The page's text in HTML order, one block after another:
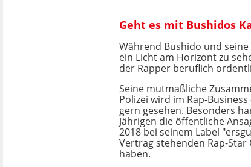
Geht es mit Bushidos
Während Bushido und
ein Licht am Horizont zu
der Rapper beruflich
Seine mutmaßliche
Polizei wird im Rap-
gern gesehen. Besonders
Jährigen die öffentliche
2018 bei seinem Label
Vertrag stehenden Rap-
haben.